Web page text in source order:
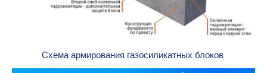
Схема армирования газосиликатных блоков